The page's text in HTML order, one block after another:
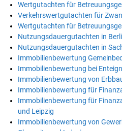
Wertgutachten für
Verkehrswertgutachten für
Wertgutachten für
Nutzungsdauergutachten in
Nutzungsdauergutachten in
Immobilienbewertung
Immobilienbewertung bei
Immobilienbewertung von
Immobilienbewertung für
Immobilienbewertung für
und Leipzig
Immobilienbewertung von